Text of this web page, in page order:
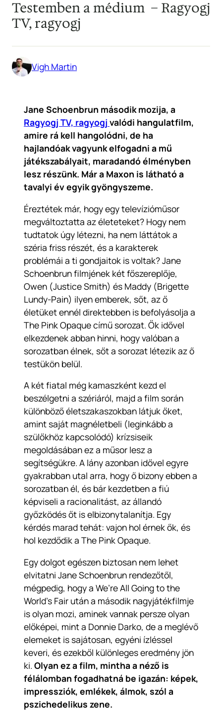
Testemben a médium – Ragyogj
TV, ragyogj
Vigh Martin
Jane Schoenbrun második mozija, a
Ragyogj TV, ragyogj valódi hangulatfilm,
amire rá kell hangolódni, de ha
hajlandóak vagyunk elfogadni a mű
játékszabályait, maradandó élményben
lesz részünk. Már a Maxon is látható a
tavalyi év egyik gyöngyszeme.
Éreztétek már, hogy egy televízióműsor
megváltoztatta az életeteket? Hogy nem
tudtatok úgy létezni, ha nem láttátok a
széria friss részét, és a karakterek
problémái a ti gondjaitok is voltak? Jane
Schoenbrun filmjének két főszereplője,
Owen (Justice Smith) és Maddy (Brigette
Lundy-Pain) ilyen emberek, sőt, az ő
életüket ennél direktebben is befolyásolja a
The Pink Opaque című sorozat. Ők idővel
elkezdenek abban hinni, hogy valóban a
sorozatban élnek, sőt a sorozat létezik az ő
testükön belül.
A két fiatal még kamaszként kezd el
beszélgetni a szériáról, majd a film során
különböző életszakaszokban látjuk őket,
amint saját magnéletbeli (leginkább a
szülőkhöz kapcsolódó) krízsiseik
megoldásában ez a műsor lesz a
segítségükre. A lány azonban idővel egyre
gyakrabban utal arra, hogy ő bizony ebben a
sorozatban él, és bár kezdetben a fiú
képviseli a racionalitást, az állandó
győzködés őt is elbizonytalanítja. Egy
kérdés marad tehát: vajon hol érnek ők, és
hol kezdődik a The Pink Opaque.
Egy dolgot egészen biztosan nem lehet
elvitatni Jane Schoenbrun rendezőtől,
mégpedig, hogy a We’re All Going to the
World’s Fair után a második nagyjátékfilmje
is olyan mozi, aminek vannak persze olyan
előképei, mint a Donnie Darko, de a meglévő
elemeket is sajátosan, egyéni ízléssel
keveri, és ezekből különleges eredmény jön
ki. Olyan ez a film, mintha a néző is
félálomban fogadhatná be igazán: képek,
impressziók, emlékek, álmok, szól a
pszichedelikus zene.